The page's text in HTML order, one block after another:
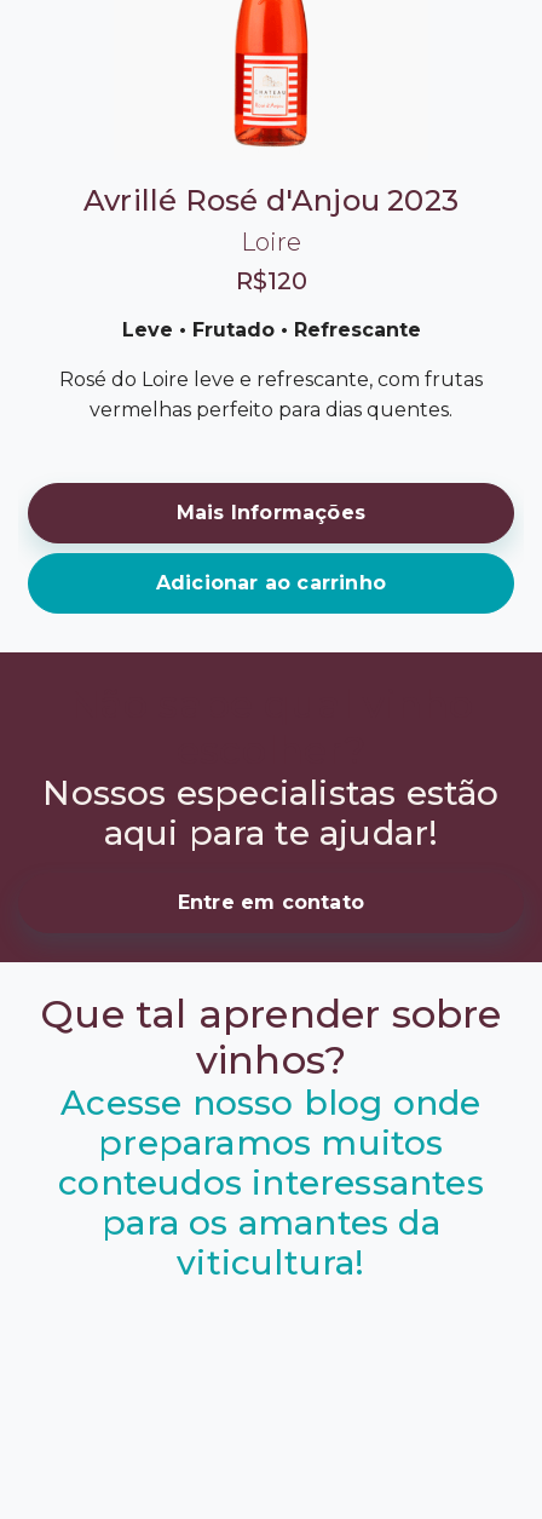
Avrillé Rosé d'Anjou 2023
Loire
R$120
Leve • Frutado • Refrescante
Rosé do Loire leve e refrescante, com frutas
vermelhas perfeito para dias quentes.
Mais Informações
Adicionar ao carrinho
Nossos especialistas estão
aqui para te ajudar!
Entre em contato
Que tal aprender sobre
vinhos?
Acesse nosso blog onde
preparamos muitos
conteudos interessantes
para os amantes da
viticultura!